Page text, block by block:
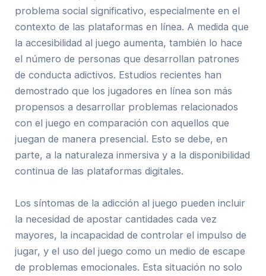
problema social significativo, especialmente en el
contexto de las plataformas en línea. A medida que
la accesibilidad al juego aumenta, también lo hace
el número de personas que desarrollan patrones
de conducta adictivos. Estudios recientes han
demostrado que los jugadores en línea son más
propensos a desarrollar problemas relacionados
con el juego en comparación con aquellos que
juegan de manera presencial. Esto se debe, en
parte, a la naturaleza inmersiva y a la disponibilidad
continua de las plataformas digitales.
Los síntomas de la adicción al juego pueden incluir
la necesidad de apostar cantidades cada vez
mayores, la incapacidad de controlar el impulso de
jugar, y el uso del juego como un medio de escape
de problemas emocionales. Esta situación no solo